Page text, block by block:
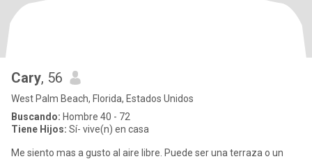
Cary, 56
West Palm Beach, Florida, Estados Unidos
Buscando: Hombre 40 - 72
Tiene Hijos: Sí- vive(n) en casa
Me siento mas a gusto al aire libre. Puede ser una terraza o un